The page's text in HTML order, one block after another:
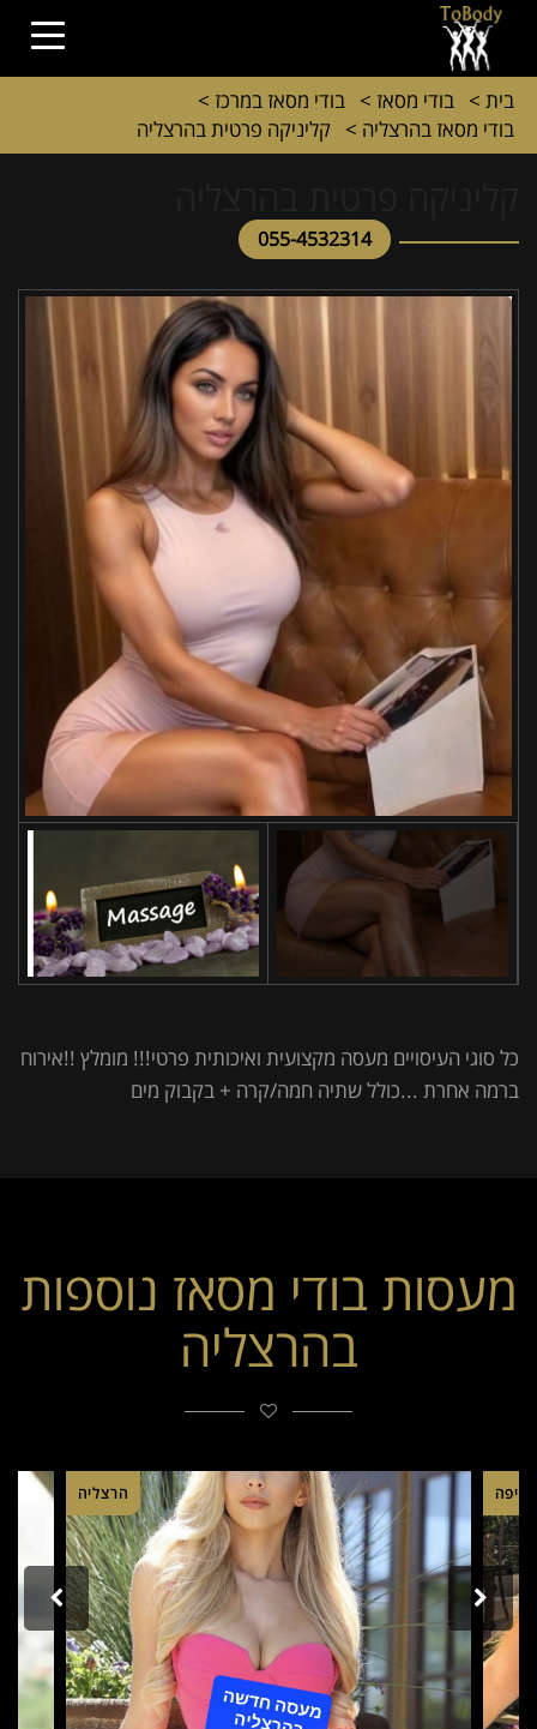
בית > בודי מסאז > בודי מסאז במרכז >
בודי מסאז בהרצליה > קליניקה פרטית בהרצליה
055-4532314
כל סוגי העיסויים מעסה מקצועית ואיכותית פרטי!!! מומלץ !!אירוח
ברמה אחרת ...כולל שתיה חמה/קרה + בקבוק מים
מעסות בודי מסאז נוספות
בהרצליה
חיפה הרצליה